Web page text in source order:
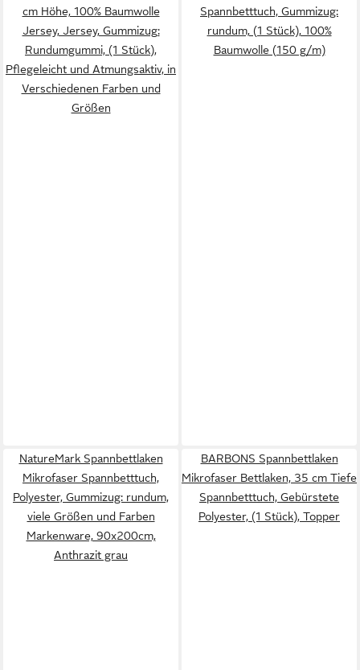
cm Höhe, 100% Baumwolle
Jersey, Jersey, Gummizug:
Rundumgummi, (1 Stück),
Pflegeleicht und Atmungsaktiv, in
Verschiedenen Farben und
Größen
Spannbetttuch, Gummizug:
rundum, (1 Stück), 100%
Baumwolle (150 g/m)
NatureMark Spannbettlaken
Mikrofaser Spannbetttuch,
Polyester, Gummizug: rundum,
viele Größen und Farben
Markenware, 90x200cm,
Anthrazit grau
BARBONS Spannbettlaken
Mikrofaser Bettlaken, 35 cm Tiefe
Spannbetttuch, Gebürstete
Polyester, (1 Stück), Topper